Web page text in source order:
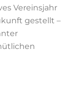
Vereinsjahr
gestellt –